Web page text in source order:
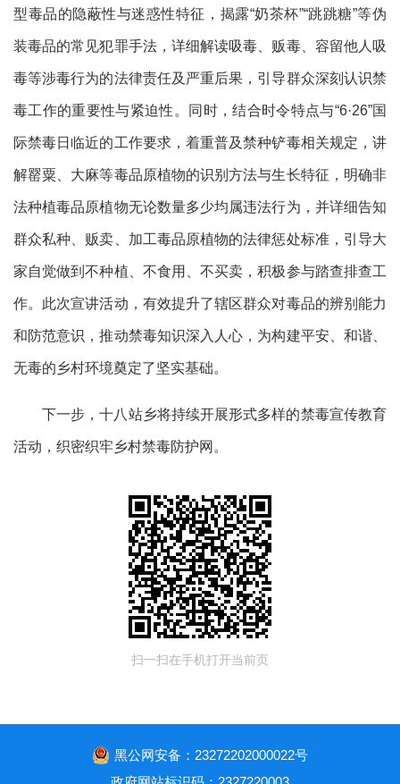
型毒品的隐蔽性与迷惑性特征，揭露“奶茶杯”“跳跳糖”等伪
装毒品的常见犯罪手法，详细解读吸毒、贩毒、容留他人吸
毒等涉毒行为的法律责任及严重后果，引导群众深刻认识禁
毒工作的重要性与紧迫性。同时，结合时令特点与“6·26”国
际禁毒日临近的工作要求，着重普及禁种铲毒相关规定，讲
解罂粟、大麻等毒品原植物的识别方法与生长特征，明确非
法种植毒品原植物无论数量多少均属违法行为，并详细告知
群众私种、贩卖、加工毒品原植物的法律惩处标准，引导大
家自觉做到不种植、不食用、不买卖，积极参与踏查排查工
作。此次宣讲活动，有效提升了辖区群众对毒品的辨别能力
和防范意识，推动禁毒知识深入人心，为构建平安、和谐、
无毒的乡村环境奠定了坚实基础。
下一步，十八站乡将持续开展形式多样的禁毒宣传教育
活动，织密织牢乡村禁毒防护网。
扫一扫在手机打开当前页
黑公网安备：23272202000022号